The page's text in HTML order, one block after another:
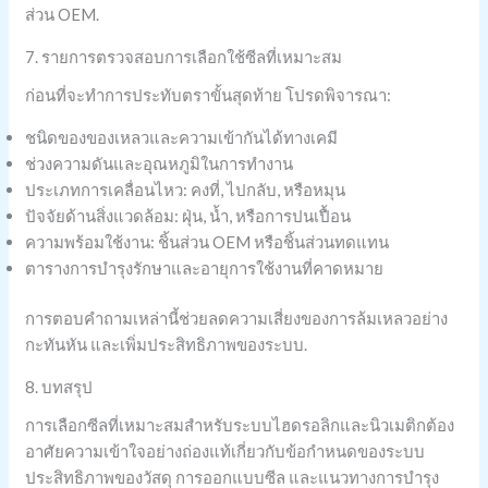
ส่วน OEM.
7. รายการตรวจสอบการเลือกใช้ซีลที่เหมาะสม
ก่อนที่จะทำการประทับตราขั้นสุดท้าย โปรดพิจารณา:
ชนิดของของเหลวและความเข้ากันได้ทางเคมี
ช่วงความดันและอุณหภูมิในการทำงาน
ประเภทการเคลื่อนไหว: คงที่, ไปกลับ, หรือหมุน
ปัจจัยด้านสิ่งแวดล้อม: ฝุ่น, น้ำ, หรือการปนเปื้อน
ความพร้อมใช้งาน: ชิ้นส่วน OEM หรือชิ้นส่วนทดแทน
ตารางการบำรุงรักษาและอายุการใช้งานที่คาดหมาย
การตอบคำถามเหล่านี้ช่วยลดความเสี่ยงของการล้มเหลวอย่าง
กะทันหัน และเพิ่มประสิทธิภาพของระบบ.
8. บทสรุป
การเลือกซีลที่เหมาะสมสำหรับระบบไฮดรอลิกและนิวเมติกต้อง
อาศัยความเข้าใจอย่างถ่องแท้เกี่ยวกับข้อกำหนดของระบบ
ประสิทธิภาพของวัสดุ การออกแบบซีล และแนวทางการบำรุง